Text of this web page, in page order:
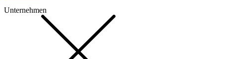
Unternehmen